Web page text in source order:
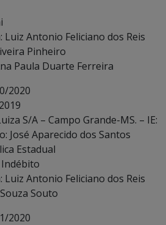
Luiz Antonio Feliciano dos Reis
Pinheiro
Paula Duarte Ferreira
2020
S/A – Campo Grande-MS. – IE:
José Aparecido dos Santos
Estadual
Luiz Antonio Feliciano dos Reis
Souto
2020